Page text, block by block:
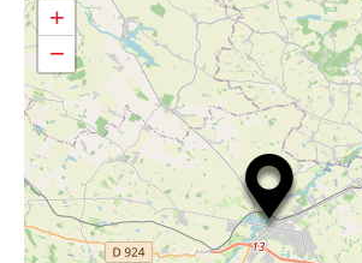
+
−